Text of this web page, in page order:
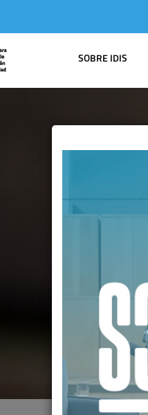
SOBRE IDIS